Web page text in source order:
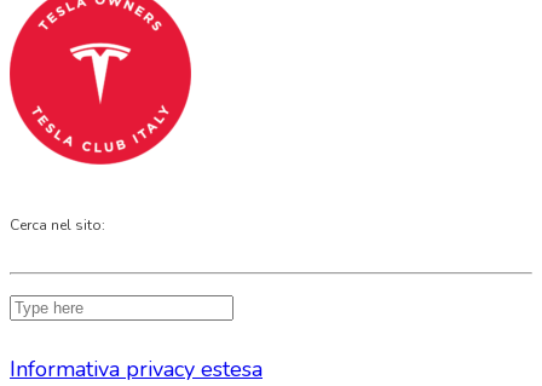
Cerca nel sito:
Informativa privacy estesa